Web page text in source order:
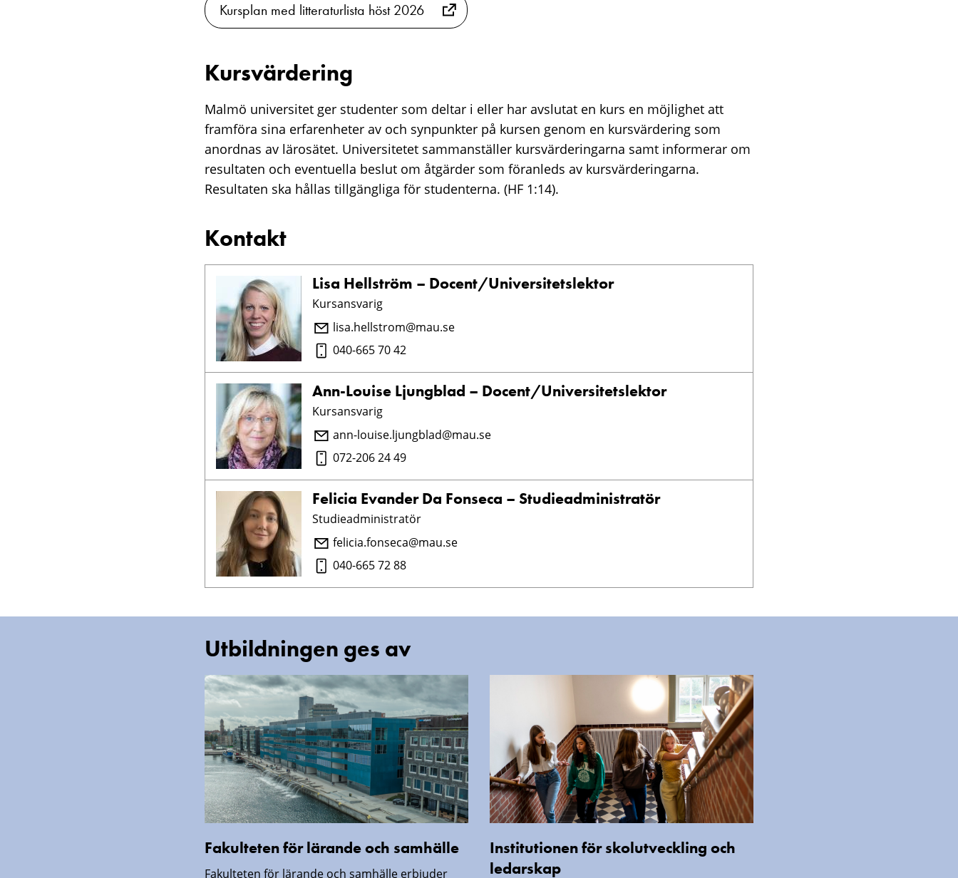
Kursplan med litteraturlista höst 2026
Kursvärdering
Malmö universitet ger studenter som deltar i eller har avslutat en kurs en möjlighet att
framföra sina erfarenheter av och synpunkter på kursen genom en kursvärdering som
anordnas av lärosätet. Universitetet sammanställer kursvärderingarna samt informerar om
resultaten och eventuella beslut om åtgärder som föranleds av kursvärderingarna.
Resultaten ska hållas tillgängliga för studenterna. (HF 1:14).
Kontakt
Lisa Hellström – Docent/Universitetslektor
Kursansvarig
lisa.hellstrom@mau.se
040-665 70 42
Ann-Louise Ljungblad – Docent/Universitetslektor
Kursansvarig
ann-louise.ljungblad@mau.se
072-206 24 49
Felicia Evander Da Fonseca – Studieadministratör
Studieadministratör
felicia.fonseca@mau.se
040-665 72 88
Utbildningen ges av
Fakulteten för lärande och samhälle
Fakulteten för lärande och samhälle erbjuder
Institutionen för skolutveckling och
ledarskap